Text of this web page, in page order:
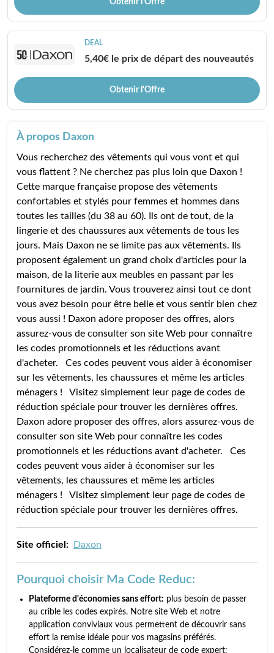
Obtenir l'Offre
DEAL
5,40€ le prix de départ des nouveautés
Obtenir l'Offre
À propos Daxon
Vous recherchez des vêtements qui vous vont et qui
vous flattent ? Ne cherchez pas plus loin que Daxon !
Cette marque française propose des vêtements
confortables et stylés pour femmes et hommes dans
toutes les tailles (du 38 au 60). Ils ont de tout, de la
lingerie et des chaussures aux vêtements de tous les
jours. Mais Daxon ne se limite pas aux vêtements. Ils
proposent également un grand choix d'articles pour la
maison, de la literie aux meubles en passant par les
fournitures de jardin. Vous trouverez ainsi tout ce dont
vous avez besoin pour être belle et vous sentir bien chez
vous aussi ! Daxon adore proposer des offres, alors
assurez-vous de consulter son site Web pour connaître
les codes promotionnels et les réductions avant
d'acheter. Ces codes peuvent vous aider à économiser
sur les vêtements, les chaussures et même les articles
ménagers ! Visitez simplement leur page de codes de
réduction spéciale pour trouver les dernières offres.
Daxon adore proposer des offres, alors assurez-vous de
consulter son site Web pour connaître les codes
promotionnels et les réductions avant d'acheter. Ces
codes peuvent vous aider à économiser sur les
vêtements, les chaussures et même les articles
ménagers ! Visitez simplement leur page de codes de
réduction spéciale pour trouver les dernières offres.
Site officiel: Daxon
Pourquoi choisir Ma Code Reduc:
Plateforme d'économies sans effort: plus besoin de passer
au crible les codes expirés. Notre site Web et notre
application conviviaux vous permettent de découvrir sans
effort la remise idéale pour vos magasins préférés.
Considérez-le comme un localisateur de code expert: